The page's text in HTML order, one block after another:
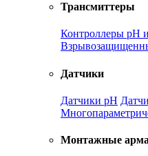
Трансмиттеры
Контроллеры рН
Датчики
Датчики рН
Монтажные